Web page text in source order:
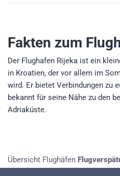
Fakten zum
Der Flughafen Rijeka ist ein
in Kroatien, der vor allem im
wird. Er bietet Verbindungen zu
bekannt für seine Nähe zu den
Adriaküste.
Übersicht Flughäfen